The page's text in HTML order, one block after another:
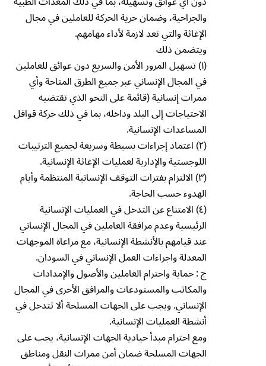
والجراحية، وضمان حرية الحركة للعاملين في مجال
الإغاثة والتي تعد لازمة لأداء مهامهم.
ويتضمن ذلك
(۱) تسهيل المرور الأمن والسريع دون عوائق للعاملين
في المجال الإنساني عبر جميع الطرق المتاحة وأي
ممرات إنسانية (قائمة على النحو الذي تقتضيه
الاحتياجات إلى البلد وداخله، بما في ذلك حركة قوافل
المساعدات الإنسانية.
(۲) اعتماد إجراءات بسيطة وسريعة لجميع الترتيبات
اللوجستية والإدارية لعمليات الإغاثة الإنسانية.
(۳) الالتزام بفترات التوقف الإنسانية المنتظمة وأيام
الهدوء حسب الحاجة.
(٤) الامتناع عن التدخل في العمليات الإنسانية
الرئيسية وعدم مرافقة العاملين في المجال الإنساني
عند قيامهم بالأنشطة الإنسانية، مع مراعاة الموجهات
المعدلة واجراءات العمل الإنساني في السودان.
ج : حماية واحترام العاملين والأصول والإمدادات
والمكاتب والمستودعات والمرافق الأخرى في المجال
الإنساني. ويجب على الجهات المسلحة ألا تتدخل في
أنشطة العمليات الإنسانية.
ومع احترام مبدأ حيادية الجهات الإنسانية، يجب على
الجهات المسلحة ضمان أمن ممرات النقل ومناطق